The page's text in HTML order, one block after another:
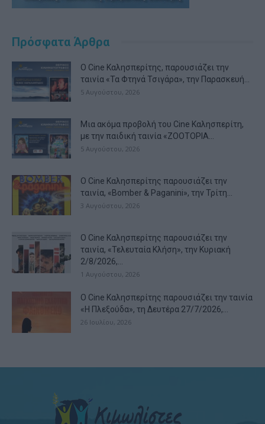
Πρόσφατα Άρθρα
Ο Cine Καλησπερίτης, παρουσιάζει την
ταινία «Τα Φτηνά Τσιγάρα», την Παρασκευή...
5 Αυγούστου, 2026
Μια ακόμα προβολή του Cine Καλησπερίτη,
με την παιδική ταινία «ZOOTOPIA...
5 Αυγούστου, 2026
Ο Cine Καλησπερίτης παρουσιάζει την
ταινία, «Bomber & Paganini», την Τρίτη...
3 Αυγούστου, 2026
Ο Cine Καλησπερίτης παρουσιάζει την
ταινία, «Τελευταία Κλήση», την Κυριακή
2/8/2026,...
1 Αυγούστου, 2026
Ο Cine Καλησπερίτης παρουσιάζει την ταινία
«Η Πλεξούδα», τη Δευτέρα 27/7/2026,...
26 Ιουλίου, 2026